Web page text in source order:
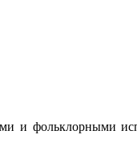
фольклорными